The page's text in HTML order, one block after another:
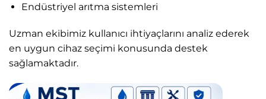
Endüstriyel arıtma sistemleri
Uzman ekibimiz kullanıcı ihtiyaçlarını analiz ederek
en uygun cihaz seçimi konusunda destek
sağlamaktadır.